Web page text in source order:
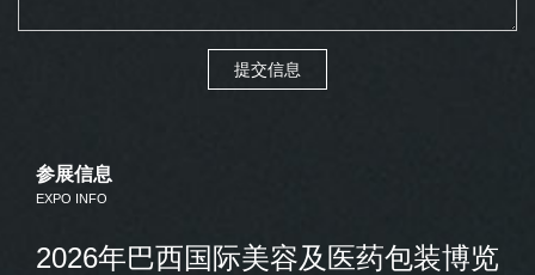
提交信息
参展信息
EXPO INFO
2026年巴西国际美容及医药包装博览